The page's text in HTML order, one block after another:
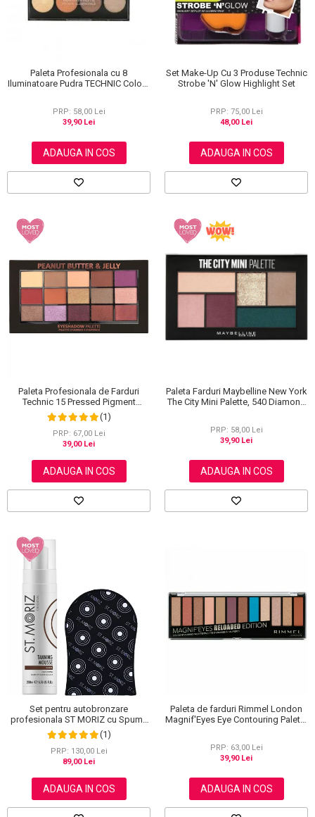
Paleta Profesionala cu 8
Iluminatoare Pudra TECHNIC Colour
PRP: 58,00 Lei
39,90 Lei
ADAUGA IN COS
Set Make-Up Cu 3 Produse Technic
Strobe 'N' Glow Highlight Set
PRP: 75,00 Lei
48,00 Lei
ADAUGA IN COS
Paleta Profesionala de Farduri
Technic 15 Pressed Pigment
Palette, Peanut Butter & Jelly, 15
Culori, 30 g
(1)
PRP: 67,00 Lei
39,00 Lei
ADAUGA IN COS
Paleta Farduri Maybelline New York
The City Mini Palette, 540 Diamond
PRP: 58,00 Lei
39,90 Lei
ADAUGA IN COS
Set pentru autobronzare
profesionala ST MORIZ cu Spuma
Dark Fast Drying si Manusa Velvet
Tanning Mitt
(1)
PRP: 130,00 Lei
89,00 Lei
ADAUGA IN COS
Paleta de farduri Rimmel London
Magnif'Eyes Eye Contouring Palette
PRP: 63,00 Lei
39,90 Lei
ADAUGA IN COS